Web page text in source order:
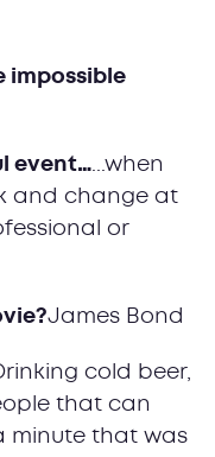
impossible
event… ...when
and change at
or
James Bond
Drinking cold beer,
that can
minute that was